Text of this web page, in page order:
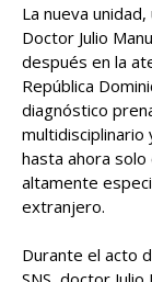
La nueva
Doctor Julio
después en la
República
diagnóstico
hasta ahora
altamente
extranjero.
Durante el acto